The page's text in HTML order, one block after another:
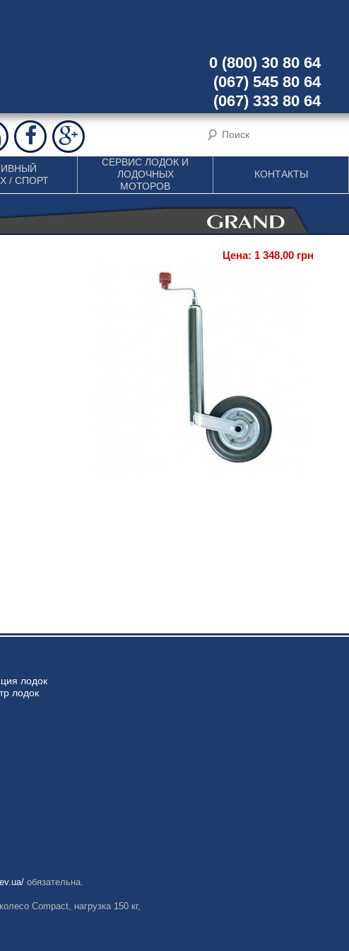
0 (800) 30 80 64
(067) 545 80 64
(067) 333 80 64
/ СПОРТ
СЕРВИС ЛОДОК И
ЛОДОЧНЫХ
МОТОРОВ
КОНТАКТЫ
Цена: 1 348,00 грн
лодок
лодок
обязательна.
Compact, нагрузка 150 кг,